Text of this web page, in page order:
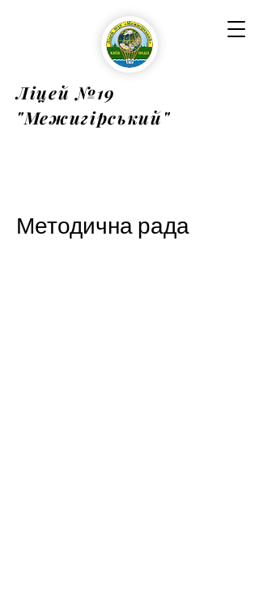
Ліцей №19
"Межигірський"
Методична рада